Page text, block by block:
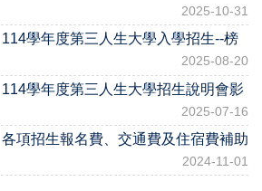
2025-10-31
114學年度第三人生大學入學招生--榜
2025-08-20
114學年度第三人生大學招生說明會影
2025-07-16
各項招生報名費、交通費及住宿費補助
2024-11-01